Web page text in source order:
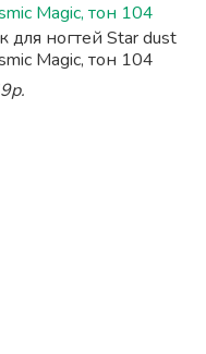
для ногтей Star dust
Magic, тон 104